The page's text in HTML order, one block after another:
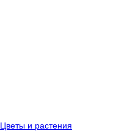
Цветы и растения